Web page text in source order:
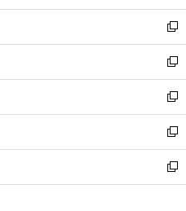
開
く
ウ
で
開
く
ン
ド
ウ
で
開
く
ウ
ィ
ン
ド
ウ
で
開
く
新
し
い
ウ
ィ
ン
ド
ウ
で
開
新
し
い
ウ
ィ
ン
ド
ウ
新
し
い
ウ
ィ
ン
新
し
い
ウ
新
し